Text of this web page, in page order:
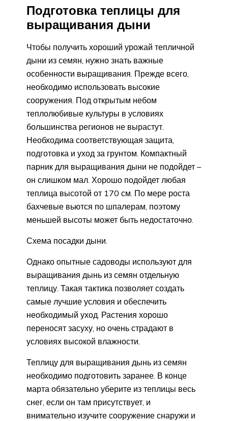
Подготовка теплицы для
выращивания дыни
Чтобы получить хороший урожай тепличной
дыни из семян, нужно знать важные
особенности выращивания. Прежде всего,
необходимо использовать высокие
сооружения. Под открытым небом
теплолюбивые культуры в условиях
большинства регионов не вырастут.
Необходима соответствующая защита,
подготовка и уход за грунтом. Компактный
парник для выращивания дыни не подойдет –
он слишком мал. Хорошо подойдет любая
теплица высотой от 170 см. По мере роста
бахчевые вьются по шпалерам, поэтому
меньшей высоты может быть недостаточно.
Схема посадки дыни.
Однако опытные садоводы используют для
выращивания дынь из семян отдельную
теплицу. Такая тактика позволяет создать
самые лучшие условия и обеспечить
необходимый уход. Растения хорошо
переносят засуху, но очень страдают в
условиях высокой влажности.
Теплицу для выращивания дынь из семян
необходимо подготовить заранее. В конце
марта обязательно уберите из теплицы весь
снег, если он там присутствует, и
внимательно изучите сооружение снаружи и